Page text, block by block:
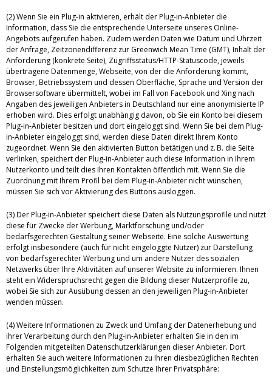
(2) Wenn Sie ein Plug-in aktivieren, erhält der Plug-in-Anbieter die
Information, dass Sie die entsprechende Unterseite unseres Online-
Angebots aufgerufen haben. Zudem werden Daten wie Datum und Uhrzeit
der Anfrage, Zeitzonendifferenz zur Greenwich Mean Time (GMT), Inhalt der
Anforderung (konkrete Seite), Zugriffsstatus/HTTP-Statuscode, jeweils
übertragene Datenmenge, Webseite, von der die Anforderung kommt,
Browser, Betriebssystem und dessen Oberfläche, Sprache und Version der
Browsersoftware übermittelt, wobei im Fall von Facebook und Xing nach
Angaben des jeweiligen Anbieters in Deutschland nur eine anonymisierte IP
erhoben wird. Dies erfolgt unabhängig davon, ob Sie ein Konto bei diesem
Plug-in-Anbieter besitzen und dort eingeloggt sind. Wenn Sie bei dem Plug-
in-Anbieter eingeloggt sind, werden diese Daten direkt Ihrem Konto
zugeordnet. Wenn Sie den aktivierten Button betätigen und z. B. die Seite
verlinken, speichert der Plug-in-Anbieter auch diese Information in Ihrem
Nutzerkonto und teilt dies Ihren Kontakten öffentlich mit. Wenn Sie die
Zuordnung mit Ihrem Profil bei dem Plug-in-Anbieter nicht wünschen,
müssen Sie sich vor Aktivierung des Buttons ausloggen.
(3) Der Plug-in-Anbieter speichert diese Daten als Nutzungsprofile und nutzt
diese für Zwecke der Werbung, Marktforschung und/oder
bedarfsgerechten Gestaltung seiner Webseite. Eine solche Auswertung
erfolgt insbesondere (auch für nicht eingeloggte Nutzer) zur Darstellung
von bedarfsgerechter Werbung und um andere Nutzer des sozialen
Netzwerks über Ihre Aktivitäten auf unserer Website zu informieren. Ihnen
steht ein Widerspruchsrecht gegen die Bildung dieser Nutzerprofile zu,
wobei Sie sich zur Ausübung dessen an den jeweiligen Plug-in-Anbieter
wenden müssen.
(4) Weitere Informationen zu Zweck und Umfang der Datenerhebung und
ihrer Verarbeitung durch den Plug-in-Anbieter erhalten Sie in den im
Folgenden mitgeteilten Datenschutzerklärungen dieser Anbieter. Dort
erhalten Sie auch weitere Informationen zu Ihren diesbezüglichen Rechten
und Einstellungsmöglichkeiten zum Schutze Ihrer Privatsphäre: